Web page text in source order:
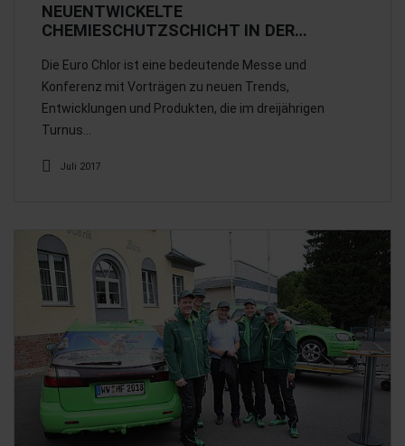
NEUENTWICKELTE
CHEMIESCHUTZSCHICHT IN DER…
Die Euro Chlor ist eine bedeutende Messe und
Konferenz mit Vorträgen zu neuen Trends,
Entwicklungen und Produkten, die im dreijährigen
Turnus…
Juli 2017